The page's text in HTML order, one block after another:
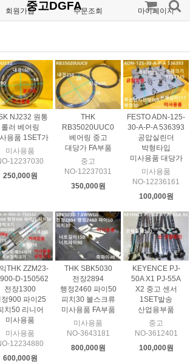
회원가입 주문조회 마이페이지
중고DGFA
NJ232 원통
롤러 베어링
용품 1SET가
미사용품
12237030
250,000원
THK
RB35020UUC0
베어링 중고
대당가 FA부품
중고
NO-12237031
350,000원
FESTO ADN-125-
30-A-P-A 536393
공압실린더
박형타입
미사용품 대당가
미사용품
NO-12236161
100,000원
THK ZZM23-
D-150562
전장1300
900 파이25
치50 리니어
미사용품
미사용품
12234880
600,000원
THK SBK5030
전장2894
행정2460 파이50
피치30 볼스크류
미사용품 FA부품
미사용품
NO-3643181
800,000원
KEYENCE PJ-
50A X1 PJ-55A
X2 중고 센서
1SET발송
산업용부품
중고
NO-3612401
100,000원